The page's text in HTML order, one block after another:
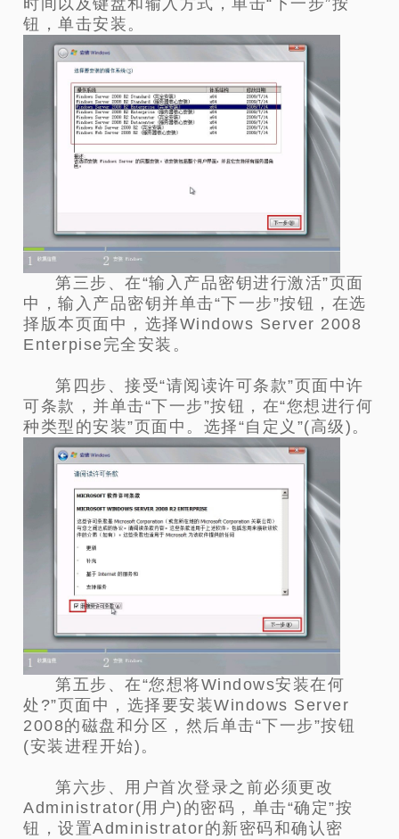
钮，单击安装。
第三步、在“输入产品密钥进行激活”页面
中，输入产品密钥并单击“下一步”按钮，在选
择版本页面中，选择Windows Server 2008
Enterpise完全安装。
第四步、接受“请阅读许可条款”页面中许
可条款，并单击“下一步”按钮，在“您想进行何
种类型的安装”页面中。选择“自定义”(高级)。
第五步、在“您想将Windows安装在何
处?”页面中，选择要安装Windows Server
2008的磁盘和分区，然后单击“下一步”按钮
(安装进程开始)。
第六步、用户首次登录之前必须更改
Administrator(用户)的密码，单击“确定”按
钮，设置Administrator的新密码和确认密